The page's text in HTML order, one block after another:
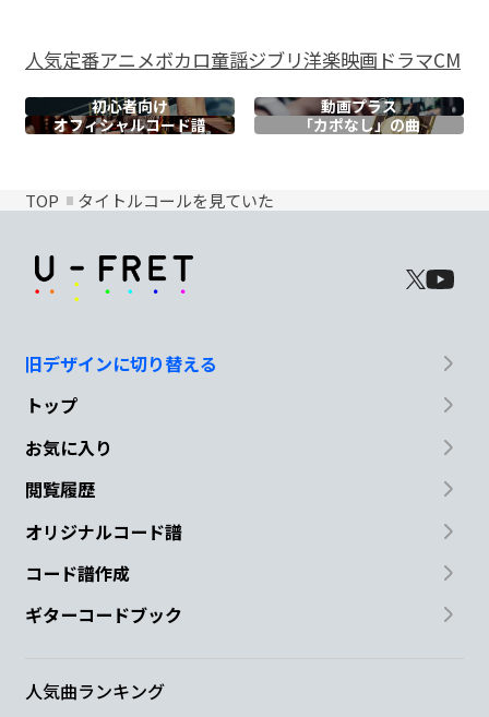
人気定番アニメボカロ童謡ジブリ洋楽映画ドラマCM
初心者向け
動画プラス
オフィシャルコード譜 「カポなし」の曲
TOP タイトルコールを見ていた
旧デザインに切り替える
トップ
お気に入り
閲覧履歴
オリジナルコード譜
コード譜作成
ギターコードブック
人気曲ランキング